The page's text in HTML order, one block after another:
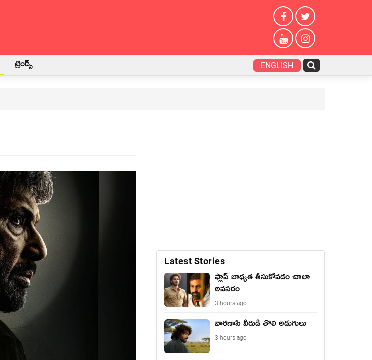
ట్రెండ్స్ ENGLISH
Latest Stories
ఫ్లాప్ బాధ్యత తీసుకోవడం చాలా
అవసరం
3 hours ago
వారణాసి వీరుడి తొలి అడుగులు
3 hours ago